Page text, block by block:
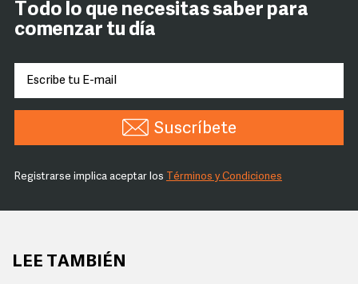
Todo lo que necesitas saber para
comenzar tu día
Suscríbete
Registrarse implica aceptar los Términos y Condiciones
LEE TAMBIÉN